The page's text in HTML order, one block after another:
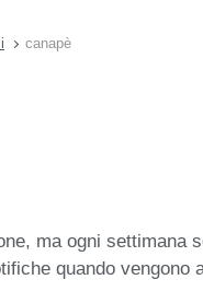
canapè
ma ogni settimana
quando vengono